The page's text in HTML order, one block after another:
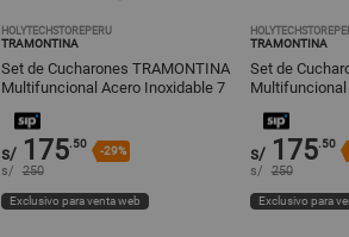
HOLYTECHSTOREPERU
TRAMONTINA
Set de Cucharones TRAMONTINA
Multifuncional Acero Inoxidable 7
s/ 175.50
-29%
s/ 250
Exclusivo para venta web
TRAMONTINA
Set de
Multifuncional
s/ 175.50
s/ 250
Exclusivo para